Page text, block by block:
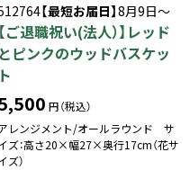
【最短お届日】8月9日～
【ご退職祝い(法人）】レッド
とピンクのウッドバスケッ
ト
円（税込）
レンジメント/オールラウンド サ
ズ：高さ20×幅27×奥行17cm（花サ
ズ）